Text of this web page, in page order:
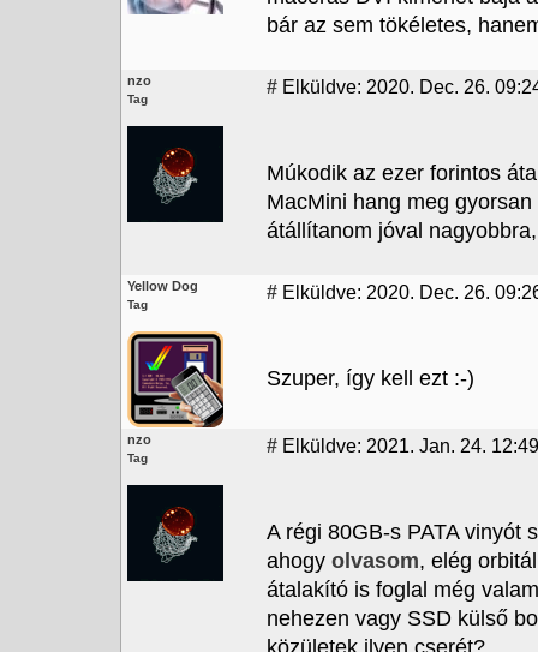
bár az sem tökéletes,
nzo
Tag
# Elküldve: 2020. Dec. 26.
Múkodik az ezer forintos
MacMini hang meg
átállítanom jóval
Yellow Dog
Tag
# Elküldve: 2020. Dec. 26.
Szuper, így kell ezt :-)
nzo
Tag
# Elküldve: 2021. Jan. 24. 12:49
A régi 80GB-s PATA vinyót
ahogy olvasom, elég
átalakító is foglal még
nehezen vagy SSD külső
közületek ilyen cserét?